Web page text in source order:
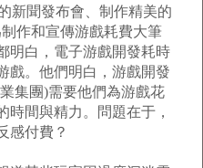
新聞發布會、制作精美的
作和宣傳游戲耗費大筆
白，電子游戲開發耗時
戲。他們明白，游戲開發
集團)需要他們為游戲花
時間與精力。問題在于，
感付費？